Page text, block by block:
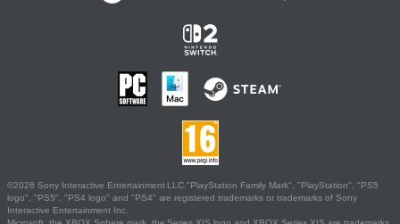
©2026 Sony Interactive Entertainment LLC."PlayStation Family Mark", "PlayStation", "PS5
logo", "PS5", "PS4 logo" and "PS4" are registered trademarks or trademarks of Sony
Interactive Entertainment Inc.